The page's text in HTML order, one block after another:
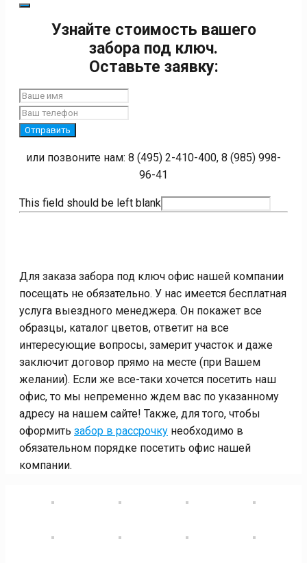
Узнайте стоимость вашего
забора под ключ.
Оставьте заявку:
Отправить
или позвоните нам: 8 (495) 2-410-400, 8 (985) 998-
96-41
This field should be left blank
Для заказа забора под ключ офис нашей компании
посещать не обязательно. У нас имеется бесплатная
услуга выездного менеджера. Он покажет все
образцы, каталог цветов, ответит на все
интересующие вопросы, замерит участок и даже
заключит договор прямо на месте (при Вашем
желании). Если же все-таки хочется посетить наш
офис, то мы непременно ждем вас по указанному
адресу на нашем сайте! Также, для того, чтобы
оформить забор в рассрочку необходимо в
обязательном порядке посетить офис нашей
компании.